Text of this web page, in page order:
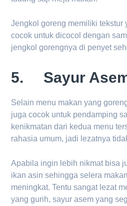
Jengkol goreng memiliki tekstur
cocok untuk dicocol dengan
jengkol gorengnya di penyet
5. Sayur
Selain menu makan yang
juga cocok untuk pendamping
kenikmatan dari kedua menu
rahasia umum, jadi lezatnya
Apabila ingin lebih nikmat bisa
ikan asin sehingga selera
meningkat. Tentu sangat lezat
yang gurih, sayur asem yang